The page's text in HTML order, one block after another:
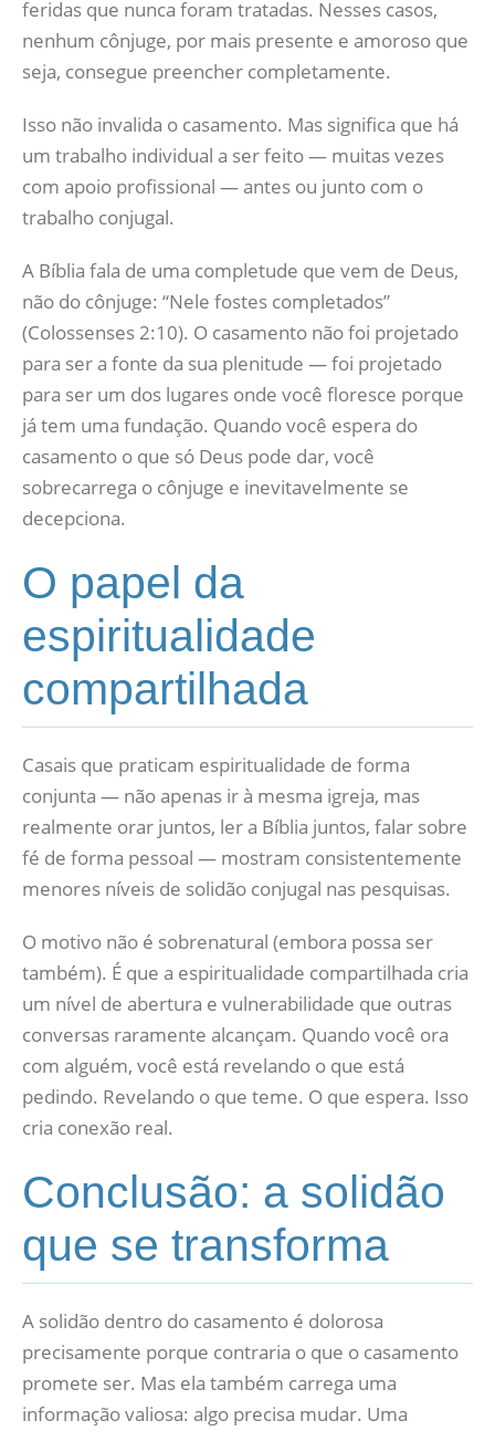
feridas que nunca foram tratadas. Nesses casos,
nenhum cônjuge, por mais presente e amoroso que
seja, consegue preencher completamente.
Isso não invalida o casamento. Mas significa que há
um trabalho individual a ser feito — muitas vezes
com apoio profissional — antes ou junto com o
trabalho conjugal.
A Bíblia fala de uma completude que vem de Deus,
não do cônjuge: “Nele fostes completados”
(Colossenses 2:10). O casamento não foi projetado
para ser a fonte da sua plenitude — foi projetado
para ser um dos lugares onde você floresce porque
já tem uma fundação. Quando você espera do
casamento o que só Deus pode dar, você
sobrecarrega o cônjuge e inevitavelmente se
decepciona.
O papel da
espiritualidade
compartilhada
Casais que praticam espiritualidade de forma
conjunta — não apenas ir à mesma igreja, mas
realmente orar juntos, ler a Bíblia juntos, falar sobre
fé de forma pessoal — mostram consistentemente
menores níveis de solidão conjugal nas pesquisas.
O motivo não é sobrenatural (embora possa ser
também). É que a espiritualidade compartilhada cria
um nível de abertura e vulnerabilidade que outras
conversas raramente alcançam. Quando você ora
com alguém, você está revelando o que está
pedindo. Revelando o que teme. O que espera. Isso
cria conexão real.
Conclusão: a solidão
que se transforma
A solidão dentro do casamento é dolorosa
precisamente porque contraria o que o casamento
promete ser. Mas ela também carrega uma
informação valiosa: algo precisa mudar. Uma